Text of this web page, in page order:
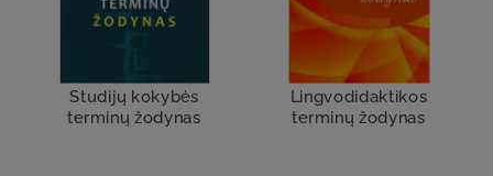
Studijų kokybės
terminų žodynas
Lingvodidaktikos
terminų žodynas